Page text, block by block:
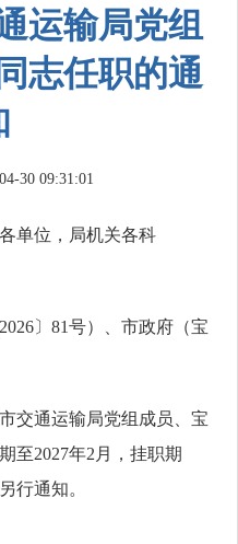
运输局党组
志任职的通
30 09:31:01
单位，局机关各科
〕81号）、市政府（宝
交通运输局党组成员、宝
至2027年2月，挂职期
行通知。